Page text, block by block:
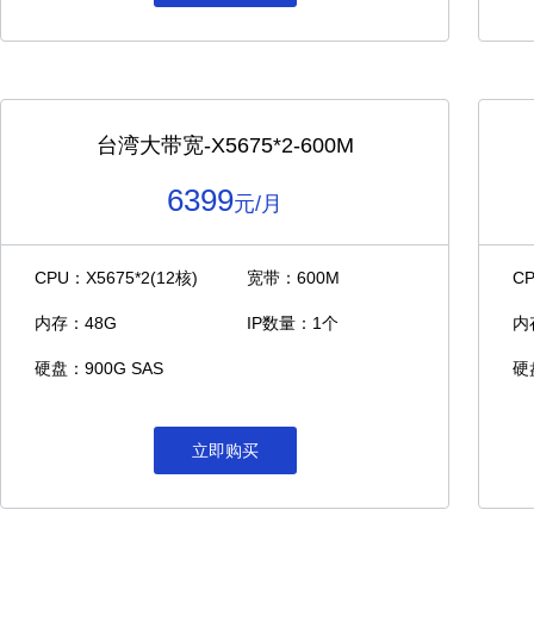
台湾大带宽-X5675*2-600M
6399元/月
CPU：X5675*2(12核)
内存：48G
硬盘：900G SAS
宽带：600M
IP数量：1个
立即购买
内
硬